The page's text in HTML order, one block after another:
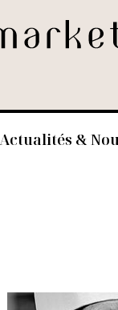
Actualités &